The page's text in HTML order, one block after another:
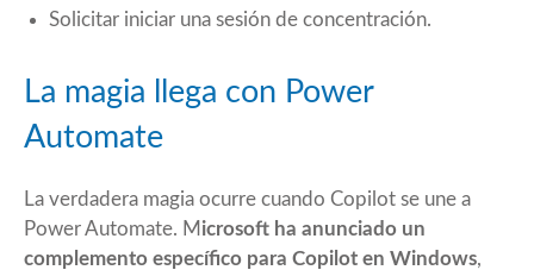
Solicitar iniciar una sesión de concentración.
La magia llega con Power
Automate
La verdadera magia ocurre cuando Copilot se une a
Power Automate. M icrosoft ha anunciado un
complemento específico para Copilot en Windows,